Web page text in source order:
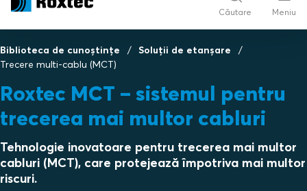
Căutare Meniu
Biblioteca de cunoștințe
Soluții de etanșare
Trecere multi‑cablu (MCT)
Roxtec MCT – sistemul pentru
trecerea mai multor cabluri
Tehnologie inovatoare pentru trecerea mai multor
cabluri (MCT), care protejează împotriva mai multor
riscuri.